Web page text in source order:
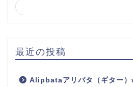
最近の投稿
Alipbataアリバタ（ギター）